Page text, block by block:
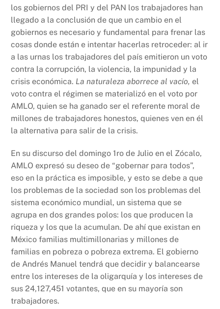
los gobiernos del PRI y del PAN los trabajadores han
llegado a la conclusión de que un cambio en el
gobiernos es necesario y fundamental para frenar las
cosas donde están e intentar hacerlas retroceder: al ir
a las urnas los trabajadores del país emitieron un voto
contra la corrupción, la violencia, la impunidad y la
crisis económica. La naturaleza aborrece al vacío, el
voto contra el régimen se materializó en el voto por
AMLO, quien se ha ganado ser el referente moral de
millones de trabajadores honestos, quienes ven en él
la alternativa para salir de la crisis.
En su discurso del domingo 1ro de Julio en el Zócalo,
AMLO expresó su deseo de “gobernar para todos”,
eso en la práctica es imposible, y esto se debe a que
los problemas de la sociedad son los problemas del
sistema económico mundial, un sistema que se
agrupa en dos grandes polos: los que producen la
riqueza y los que la acumulan. De ahí que existan en
México familias multimillonarias y millones de
familias en pobreza o pobreza extrema. El gobierno
de Andrés Manuel tendrá que decidir y balancearse
entre los intereses de la oligarquía y los intereses de
sus 24,127,451 votantes, que en su mayoría son
trabajadores.